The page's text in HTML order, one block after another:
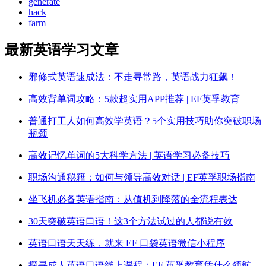
hack
farm
最新英语学习文章
邪修式英语速成法：不走寻常路，英语战力狂飙！
高效背单词攻略：5款超实用APP推荐 | EF英孚教育
普通打工人如何高效学英语？5个实用技巧助你突破职场
瓶颈
高效记忆单词的5大科学方法 | 英语学习必备技巧
职场沟通秘籍：如何与领导高效对话 | EF英孚职场指南
坐飞机必备英语指南：从值机到降落的全流程表达
30天突破英语口语！这3个方法试过的人都说有效
英语口语天天练，就来 EF 口袋英语微信小程序